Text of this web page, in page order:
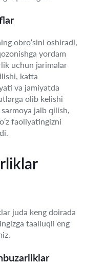
obro‘sini oshiradi,
yordam
uchun jarimalar
katta
va jamiyatda
olib kelishi
jalb qilish,
faoliyatingizni
juda keng doirada
taalluqli eng